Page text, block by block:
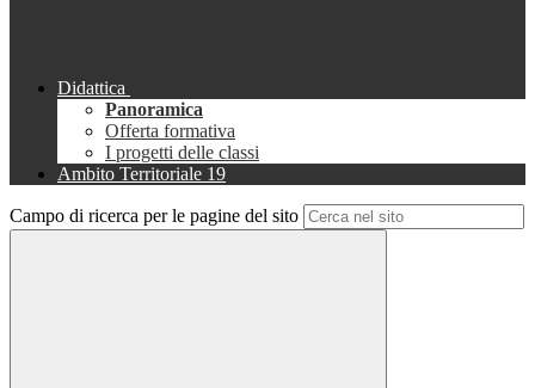
Didattica
Panoramica
Offerta formativa
I progetti delle classi
Ambito Territoriale 19
Campo di ricerca per le pagine del sito